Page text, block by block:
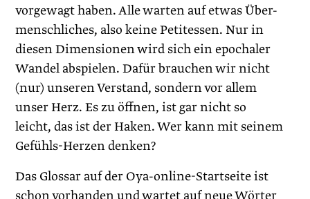
vorgewagt haben. Alle warten auf etwas Über-
menschliches, also keine Petitessen. Nur in
diesen Dimensionen wird sich ein epochaler
Wandel abspielen. Dafür brauchen wir nicht
(nur) unseren Verstand, sondern vor allem
unser Herz. Es zu öffnen, ist gar nicht so
leicht, das ist der Haken. Wer kann mit seinem
Gefühls-Herzen denken?
Das Glossar auf der Oya-online-Startseite ist